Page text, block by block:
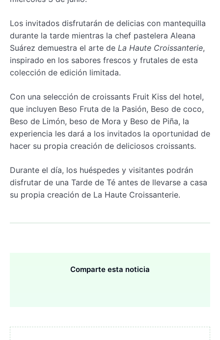
Los invitados disfrutarán de delicias con mantequilla
durante la tarde mientras la chef pastelera Aleana
Suárez demuestra el arte de La Haute Croissanterie,
inspirado en los sabores frescos y frutales de esta
colección de edición limitada.
Con una selección de croissants Fruit Kiss del hotel,
que incluyen Beso Fruta de la Pasión, Beso de coco,
Beso de Limón, beso de Mora y Beso de Piña, la
experiencia les dará a los invitados la oportunidad de
hacer su propia creación de deliciosos croissants.
Durante el día, los huéspedes y visitantes podrán
disfrutar de una Tarde de Té antes de llevarse a casa
su propia creación de La Haute Croissanterie.
Comparte esta noticia